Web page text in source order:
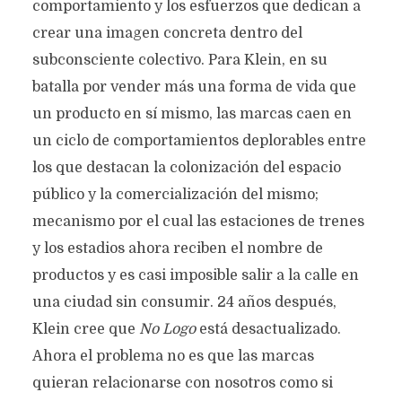
comportamiento y los esfuerzos que dedican a
crear una imagen concreta dentro del
subconsciente colectivo. Para Klein, en su
batalla por vender más una forma de vida que
un producto en sí mismo, las marcas caen en
un ciclo de comportamientos deplorables entre
los que destacan la colonización del espacio
público y la comercialización del mismo;
mecanismo por el cual las estaciones de trenes
y los estadios ahora reciben el nombre de
productos y es casi imposible salir a la calle en
una ciudad sin consumir. 24 años después,
Klein cree que No Logo está desactualizado.
Ahora el problema no es que las marcas
quieran relacionarse con nosotros como si